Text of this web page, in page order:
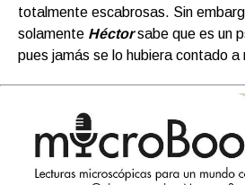
totalmente escabrosas. Sin
solamente Héctorsabe que es un
pues jamás se lo hubiera contado a